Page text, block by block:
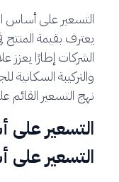
التسعير على أساس
يعترف بقيمة المنتج
الشركات إطارًا يعزز
والتركيبة السكانية
نهج التسعير القائم
التسعير على
التسعير على